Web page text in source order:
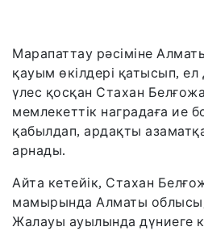
Марапаттау рәсіміне
қауым өкілдері қатысып,
үлес қосқан Стахан
мемлекеттік наградаға ие
қабылдап, ардақты
арнады.
Айта кетейік, Стахан
мамырында Алматы
Жалауы ауылында дүниеге